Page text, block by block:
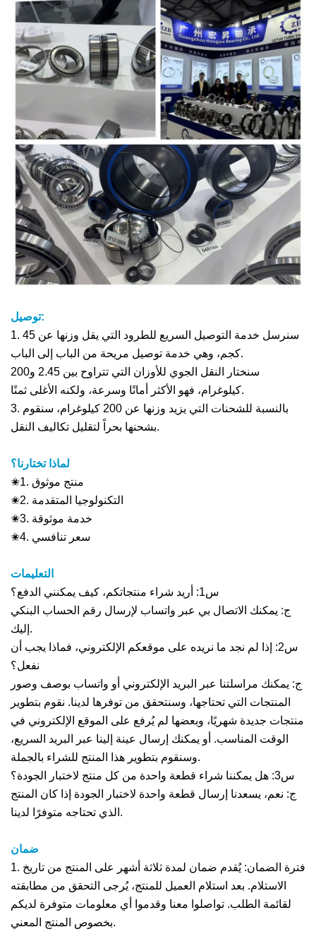
توصيل:
1. سنرسل خدمة التوصيل السريع للطرود التي يقل وزنها عن 45
كجم، وهي خدمة توصيل مريحة من الباب إلى الباب.
سنختار النقل الجوي للأوزان التي تتراوح بين 2.45 و200
كيلوغرام، فهو الأكثر أمانًا وسرعة، ولكنه الأغلى ثمنًا.
3. بالنسبة للشحنات التي يزيد وزنها عن 200 كيلوغرام، سنقوم
بشحنها بحراً لتقليل تكاليف النقل.
لماذا تختارنا؟
✬1. منتج موثوق
✬2. التكنولوجيا المتقدمة
✬3. خدمة موثوقة
✬4. سعر تنافسي
التعليمات
س1: أريد شراء منتجاتكم، كيف يمكنني الدفع؟
ج: يمكنك الاتصال بي عبر واتساب لإرسال رقم الحساب البنكي
إليك.
س2: إذا لم نجد ما نريده على موقعكم الإلكتروني، فماذا يجب أن
نفعل؟
ج: يمكنك مراسلتنا عبر البريد الإلكتروني أو واتساب بوصف وصور
المنتجات التي تحتاجها، وسنتحقق من توفرها لدينا. نقوم بتطوير
منتجات جديدة شهريًا، وبعضها لم يُرفع على الموقع الإلكتروني في
الوقت المناسب. أو يمكنك إرسال عينة إلينا عبر البريد السريع،
وسنقوم بتطوير هذا المنتج للشراء بالجملة.
س3: هل يمكننا شراء قطعة واحدة من كل منتج لاختبار الجودة؟
ج: نعم، يسعدنا إرسال قطعة واحدة لاختبار الجودة إذا كان المنتج
الذي تحتاجه متوفرًا لدينا.
ضمان
1. فترة الضمان: يُقدم ضمان لمدة ثلاثة أشهر على المنتج من تاريخ
الاستلام. بعد استلام العميل للمنتج، يُرجى التحقق من مطابقته
لقائمة الطلب. تواصلوا معنا وقدموا أي معلومات متوفرة لديكم
بخصوص المنتج المعني.